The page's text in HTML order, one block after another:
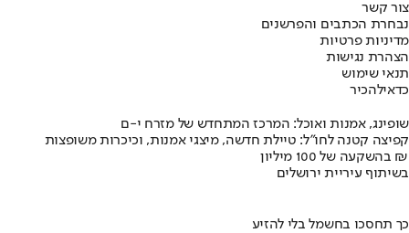
צור קשר
נבחרת הכתבים והפרשנים
מדיניות פרטיות
הצהרת נגישות
תנאי שימוש
כדאילהכיר
שופינג, אמנות ואוכל: המרכז המתחדש של מזרח י-ם
קפיצה קטנה לחו"ל: טיילת חדשה, מיצגי אמנות, וכיכרות משופצות
בהשקעה של 100 מיליון ₪
בשיתוף עיריית ירושלים
כך תחסכו בחשמל בלי להזיע